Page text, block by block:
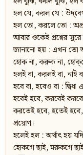
হল যে, করল যে :
হল তো, করলে তো :
আবার ওকেই প্রশ্নের
জানানো হয় : এখন তো
হোক না, করুক না,
হলই বা, করলই বা, নাই
হবে বা, হবেও বা : দ্বিধা
হবেই হবে, করবেই করবে
করতেই হবে, হতেই
প্রয়োগ।
হলেই হল : অর্থাৎ হয়
হোকগে ছাই, মরুকগে